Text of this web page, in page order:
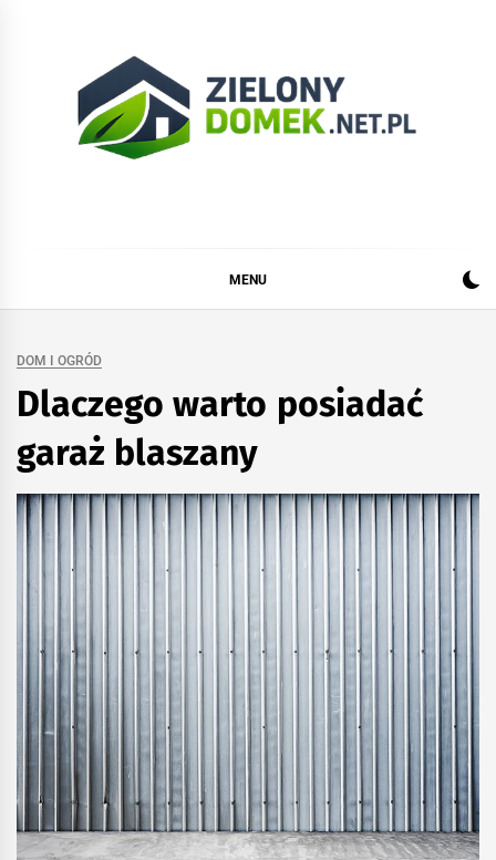
MENU
DOM I OGRÓD
Dlaczego warto posiadać
garaż blaszany